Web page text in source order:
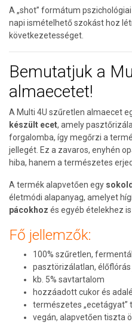
A „shot” formátum
napi ismételhető szokást hoz
következetességet.
Bemutatjuk a
almaecetet!
A Multi 4U szűretlen almaecet
készült ecet, amely
forgalomba, így megőrzi a
jellegét. Ez a zavaros, enyhén
hiba, hanem a természetes
A termék alapvetően egy
életmódi alapanyag, amelyet
pácokhoz és egyéb ételekhez
Fő jellemzők:
100% szűretlen,
pasztörizálatlan, élőflórás
kb. 5% savtartalom
hozzáadott cukor és
természetes „ecetágyat”
vegán, alapvetően tiszta